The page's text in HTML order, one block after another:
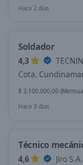
Hace 2 días
Soldador
4,3
Cota,
$ 3.100.000,00
Hace 3 días
Técnico
4,6
Jiro S.A.